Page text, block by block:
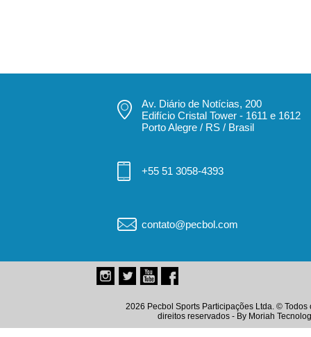
Av. Diário de Notícias, 200
Edifício Cristal Tower - 1611 e 1612
Porto Alegre / RS / Brasil
+55 51 3058-4393
contato@pecbol.com
2026 Pecbol Sports Participações Ltda. © Todos
direitos reservados - By Moriah